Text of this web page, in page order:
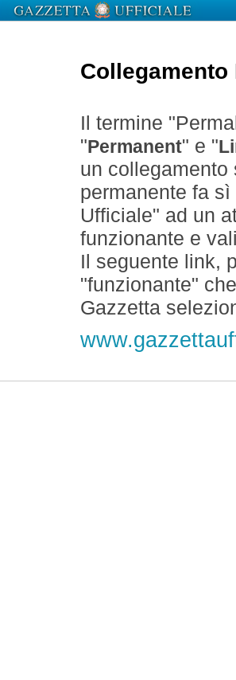
Collegamento
Il termine
" Permanent" e "
un collegamento
permanente fa
Ufficiale" ad un
funzionante e
Il seguente link,
"funzionante"
Gazzetta